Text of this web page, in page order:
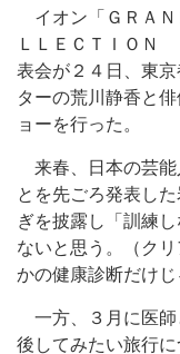
イオン「ＧＲＡ
ＬＬＥＣＴＩＯ
表会が２４日、東
ターの荒川静香と
ョーを行った。
来春、日本の芸能
とを先ごろ発表し
ぎを披露し「訓練
ないと思う。（ク
かの健康診断だけじ
一方、３月に医師
後してみたい旅行